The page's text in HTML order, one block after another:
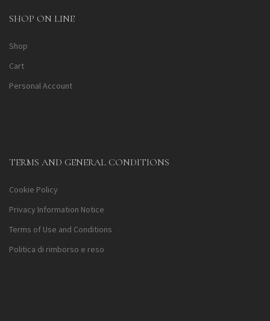
SHOP ON LINE
Shop
Cart
Personal Account
TERMS AND GENERAL CONDITIONS
Cookie Policy
Privacy Information Notice
Terms of Use and Conditions
Politica di rimborso e reso